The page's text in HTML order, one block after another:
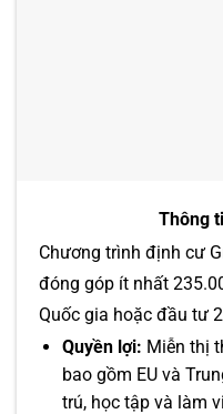
Thông
Chương trình định cư
đóng góp ít nhất
Quốc gia hoặc đầu tư
Quyền lợi: Miễn thị
bao gồm EU và
trú, học tập và làm